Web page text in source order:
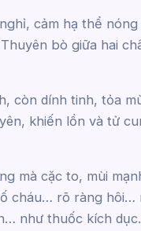
cảm hạ thể
bò giữa hai
còn dính tinh, tỏa
khiến lồn và tử
mà cặc to, mùi
cháu… rõ ràng hôi…
như thuốc kích